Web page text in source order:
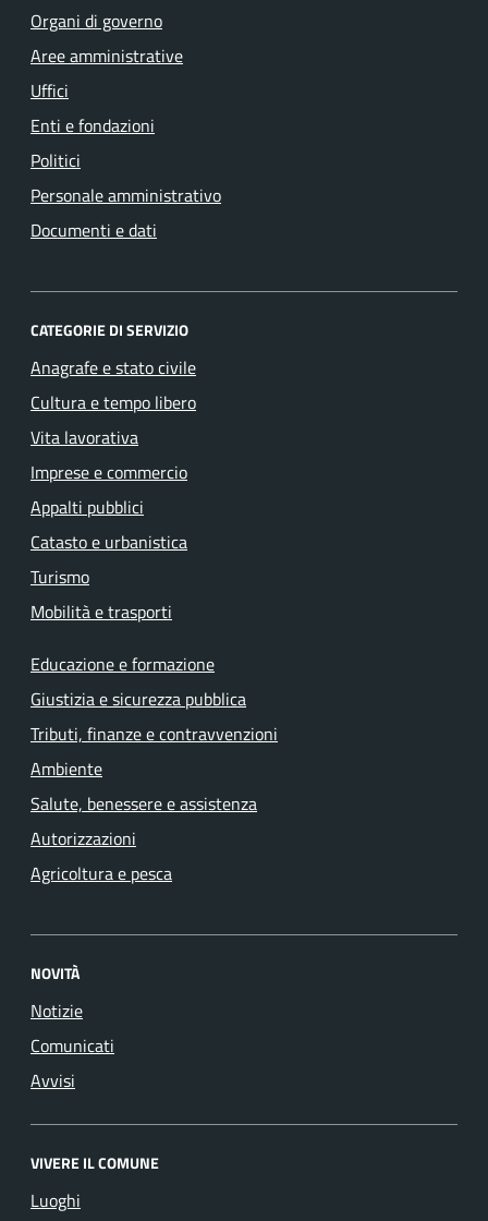
Organi di governo
Aree amministrative
Uffici
Enti e fondazioni
Politici
Personale amministrativo
Documenti e dati
CATEGORIE DI SERVIZIO
Anagrafe e stato civile
Cultura e tempo libero
Vita lavorativa
Imprese e commercio
Appalti pubblici
Catasto e urbanistica
Turismo
Mobilità e trasporti
Educazione e formazione
Giustizia e sicurezza pubblica
Tributi, finanze e contravvenzioni
Ambiente
Salute, benessere e assistenza
Autorizzazioni
Agricoltura e pesca
NOVITÀ
Notizie
Comunicati
Avvisi
VIVERE IL COMUNE
Luoghi